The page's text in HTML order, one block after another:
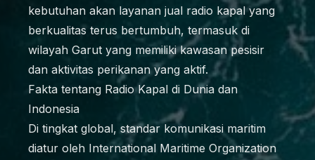
kebutuhan akan layanan jual radio kapal yang
berkualitas terus bertumbuh, termasuk di
wilayah Garut yang memiliki kawasan pesisir
dan aktivitas perikanan yang aktif.
Fakta tentang Radio Kapal di Dunia dan
Indonesia
Di tingkat global, standar komunikasi maritim
diatur oleh International Maritime Organization